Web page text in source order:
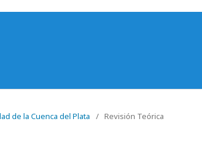
de la Cuenca del Plata / Revisión Teórica